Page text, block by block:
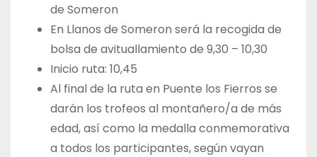
de Someron
En Llanos de Someron será la recogida de
bolsa de avituallamiento de 9,30 – 10,30
Inicio ruta: 10,45
Al final de la ruta en Puente los Fierros se
darán los trofeos al montañero/a de más
edad, así como la medalla conmemorativa
a todos los participantes, según vayan